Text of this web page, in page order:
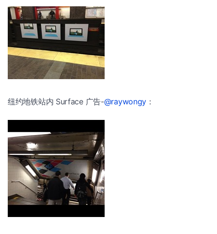
纽约地铁站内 Surface 广告-@raywongy ：